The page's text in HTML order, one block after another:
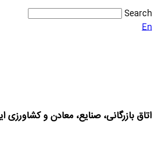
Search
En
اتاق بازرگانی، صنایع، معادن و کشاورزی